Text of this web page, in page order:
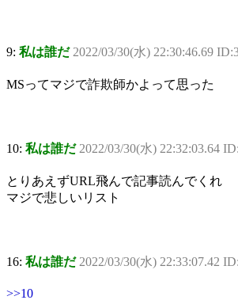
9: 私は誰だ 2022/03/30(水) 22:30:46.69
MSってマジで詐欺師かよって思った
10: 私は誰だ 2022/03/30(水) 22:32:03.64
とりあえずURL飛んで記事読んでくれ
マジで悲しいリスト
16: 私は誰だ 2022/03/30(水) 22:33:07.42
>>10